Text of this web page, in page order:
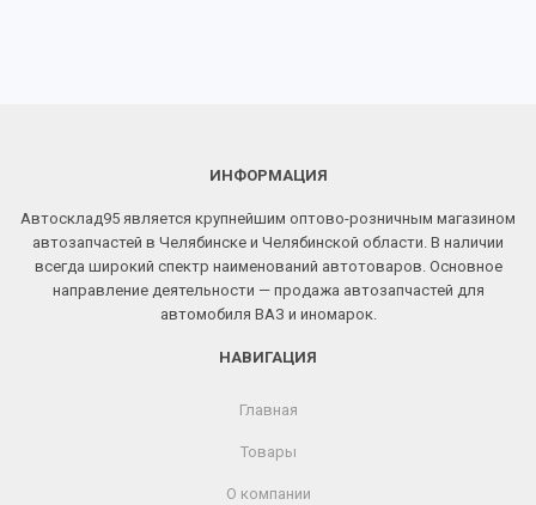
ИНФОРМАЦИЯ
Автосклад95 является крупнейшим оптово-розничным магазином
автозапчастей в Челябинске и Челябинской области. В наличии
всегда широкий спектр наименований автотоваров. Основное
направление деятельности — продажа автозапчастей для
автомобиля ВАЗ и иномарок.
НАВИГАЦИЯ
Главная
Товары
О компании